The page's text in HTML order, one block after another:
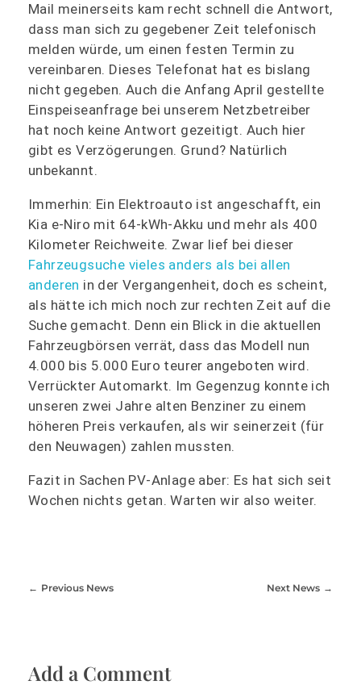
Mail meinerseits kam recht schnell die Antwort,
dass man sich zu gegebener Zeit telefonisch
melden würde, um einen festen Termin zu
vereinbaren. Dieses Telefonat hat es bislang
nicht gegeben. Auch die Anfang April gestellte
Einspeiseanfrage bei unserem Netzbetreiber
hat noch keine Antwort gezeitigt. Auch hier
gibt es Verzögerungen. Grund? Natürlich
unbekannt.
Immerhin: Ein Elektroauto ist angeschafft, ein
Kia e-Niro mit 64-kWh-Akku und mehr als 400
Kilometer Reichweite. Zwar lief bei dieser
Fahrzeugsuche vieles anders als bei allen
anderen in der Vergangenheit, doch es scheint,
als hätte ich mich noch zur rechten Zeit auf die
Suche gemacht. Denn ein Blick in die aktuellen
Fahrzeugbörsen verrät, dass das Modell nun
4.000 bis 5.000 Euro teurer angeboten wird.
Verrückter Automarkt. Im Gegenzug konnte ich
unseren zwei Jahre alten Benziner zu einem
höheren Preis verkaufen, als wir seinerzeit (für
den Neuwagen) zahlen mussten.
Fazit in Sachen PV-Anlage aber: Es hat sich seit
Wochen nichts getan. Warten wir also weiter.
Previous News Next News
Add a Comment